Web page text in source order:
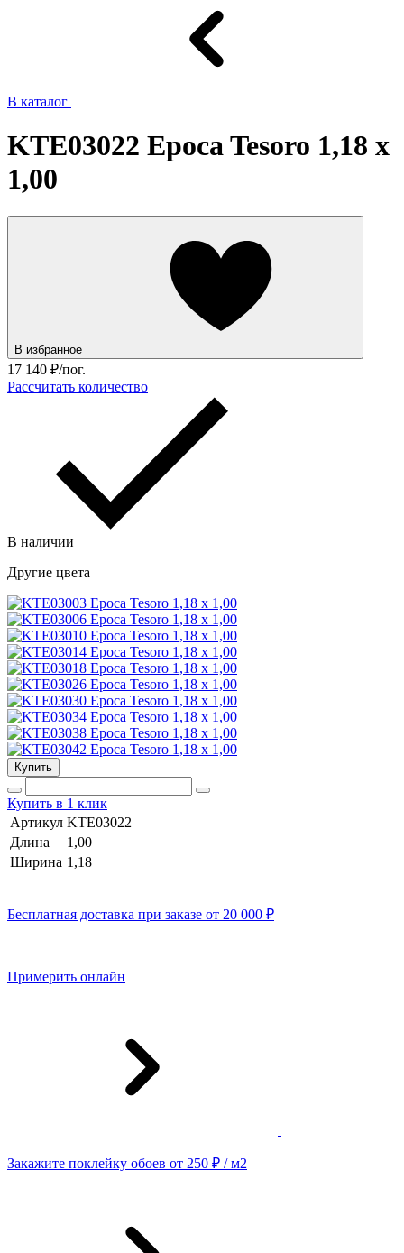
В каталог
KTE03022 Epoca Tesoro 1,18 x
1,00
В избранное
17 140 ₽/пог.
Рассчитать количество
В наличии
Другие цвета
Купить
Купить в 1 клик
Артикул KTE03022
Длина
1,00
Ширина 1,18
Бесплатная доставка при заказе от 20 000 ₽
Примерить онлайн
Закажите поклейку обоев от 250 ₽ / м2